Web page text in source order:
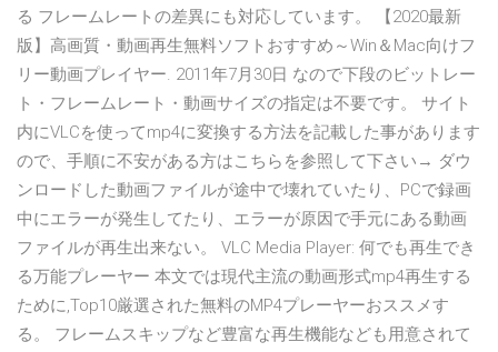
る フレームレートの差異にも対応しています。 【2020最新
版】高画質・動画再生無料ソフトおすすめ～Win＆Mac向けフ
リー動画プレイヤー. 2011年7月30日 なので下段のビットレー
ト・フレームレート・動画サイズの指定は不要です。 サイト
内にVLCを使ってmp4に変換する方法を記載した事があります
ので、手順に不安がある方はこちらを参照して下さい→ ダウ
ンロードした動画ファイルが途中で壊れていたり、PCで録画
中にエラーが発生してたり、エラーが原因で手元にある動画
ファイルが再生出来ない。 VLC Media Player: 何でも再生でき
る万能プレーヤー 本文では現代主流の動画形式mp4再生する
ために,Top10厳選された無料のMP4プレーヤーおススメす
る。 フレームスキップなど豊富な再生機能なども用意されて